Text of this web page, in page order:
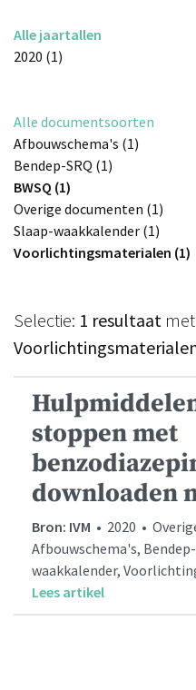
Alle jaartallen
2020 (1)
Alle documentsoorten
Afbouwschema's (1)
Bendep-SRQ (1)
BWSQ (1)
Overige documenten (1)
Slaap-waakkalender (1)
Voorlichtingsmaterialen (1)
Selectie: 1 resultaat
stoppen met
downloaden
Bron: IVM • 2020 •
Afbouwschema's, Bendep-
waakkalender,
Lees artikel